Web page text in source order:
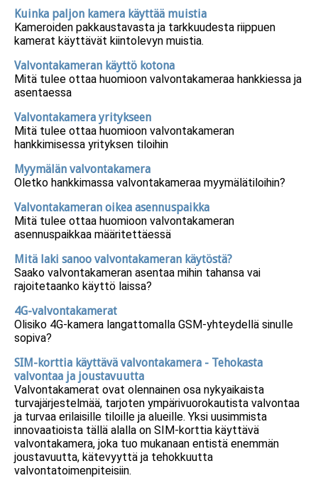
Kuinka paljon kamera käyttää muistia
Kameroiden pakkaustavasta ja tarkkuudesta riippuen
kamerat käyttävät kiintolevyn muistia.
Valvontakameran käyttö kotona
Mitä tulee ottaa huomioon valvontakameraa hankkiessa ja
asentaessa
Valvontakamera yritykseen
Mitä tulee ottaa huomioon valvontakameran
hankkimisessa yrityksen tiloihin
Myymälän valvontakamera
Oletko hankkimassa valvontakameraa myymälätiloihin?
Valvontakameran oikea asennuspaikka
Mitä tulee ottaa huomioon valvontakameran
asennuspaikkaa määritettäessä
Mitä laki sanoo valvontakameran käytöstä?
Saako valvontakameran asentaa mihin tahansa vai
rajoitetaanko käyttö laissa?
4G-valvontakamerat
Olisiko 4G-kamera langattomalla GSM-yhteydellä sinulle
sopiva?
SIM-korttia käyttävä valvontakamera - Tehokasta
valvontaa ja joustavuutta
Valvontakamerat ovat olennainen osa nykyaikaista
turvajärjestelmää, tarjoten ympärivuorokautista valvontaa
ja turvaa erilaisille tiloille ja alueille. Yksi uusimmista
innovaatioista tällä alalla on SIM-korttia käyttävä
valvontakamera, joka tuo mukanaan entistä enemmän
joustavuutta, kätevyyttä ja tehokkuutta
valvontatoimenpiteisiin.